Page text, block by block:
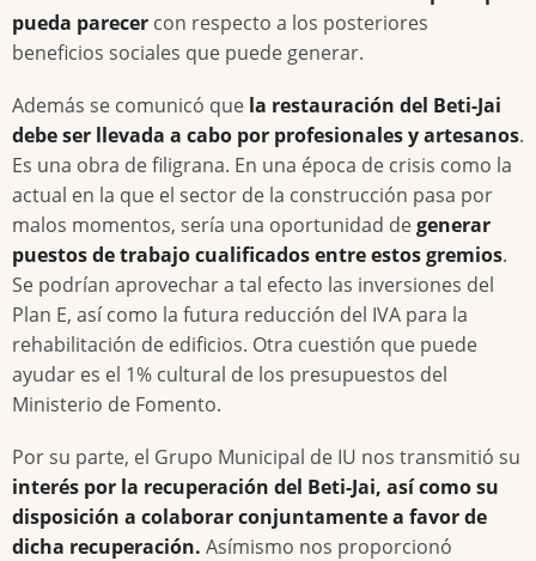
pueda parecer con respecto a los posteriores
beneficios sociales que puede generar.
Además se comunicó que la restauración del Beti-Jai
debe ser llevada a cabo por profesionales y artesanos.
Es una obra de filigrana. En una época de crisis como la
actual en la que el sector de la construcción pasa por
malos momentos, sería una oportunidad degenerar
puestos de trabajo cualificados entre estos gremios.
Se podrían aprovechar a tal efecto las inversiones del
Plan E, así como la futura reducción del IVA para la
rehabilitación de edificios. Otra cuestión que puede
ayudar es el 1% cultural de los presupuestos del
Ministerio de Fomento.
Por su parte, el Grupo Municipal de IU nos transmitió su
interés por la recuperación del Beti-Jai, así como su
disposición a colaborar conjuntamente a favor de
dicha recuperación. Asímismo nos proporcionó